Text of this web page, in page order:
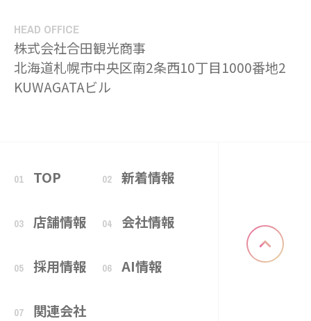
HEAD OFFICE
株式会社合田観光商事
北海道札幌市中央区南2条西10丁目1000番地2
KUWAGATAビル
01 TOP 02 新着情報
03 店舗情報 04 会社情報
05 採用情報 06 AI情報
07 関連会社